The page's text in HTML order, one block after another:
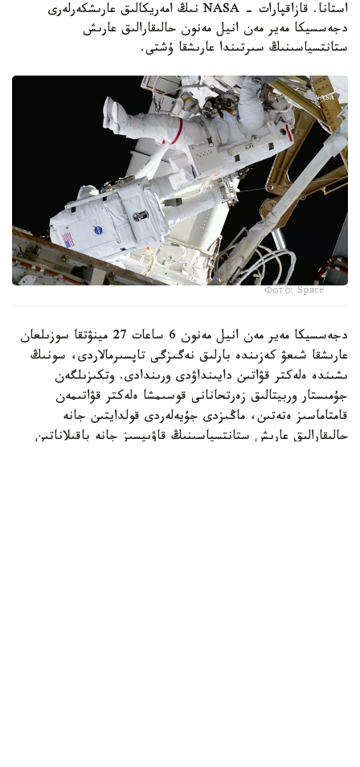
استانا. قازاقپارات - NASA نىڭ امەريكالىق عارىشكەرلەرى
دجەسسيكا مەير مەن انيل مەنون حالىقارالىق عارىش
ستانتسياسىنىڭ سىرتىندا عارىشقا ۇشتى.
Фото: Space
دجەسسيكا مەير مەن انيل مەنون 6 ساعات 27 مينۋتقا سوزىلعان
عارىشقا شىعۋ كەزىندە بارلىق نەگىزگى تاپسىرمالاردى، سونىڭ
ىشىندە ەلەكتر قۋاتىن دايىنداۋدى ورىندادى. وتكىزىلگەن
جۇمىستار وربيتالىق زەرتحانانى قوسىمشا ەلەكتر قۋاتىمەن
قامتاماسىز ەتەتىن، ماڭىزدى جۇيەلەردى قولدايتىن جانە
حالىقارالىق عارىش ستانتسياسىنىڭ قاۋىپسىز جانە باقىلاناتىن